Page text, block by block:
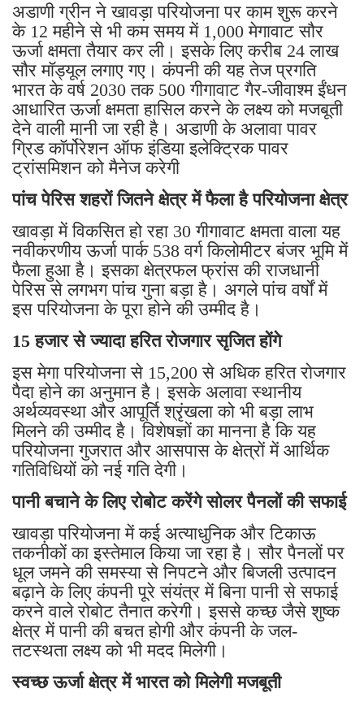
अडाणी ग्रीन ने खावड़ा परियोजना पर काम शुरू करने
के 12 महीने से भी कम समय में 1,000 मेगावाट सौर
ऊर्जा क्षमता तैयार कर ली। इसके लिए करीब 24 लाख
सौर मॉड्यूल लगाए गए। कंपनी की यह तेज प्रगति
भारत के वर्ष 2030 तक 500 गीगावाट गैर-जीवाश्म ईंधन
आधारित ऊर्जा क्षमता हासिल करने के लक्ष्य को मजबूती
देने वाली मानी जा रही है। अडाणी के अलावा पावर
ग्रिड कॉर्पोरेशन ऑफ इंडिया इलेक्ट्रिक पावर
ट्रांसमिशन को मैनेज करेगी
पांच पेरिस शहरों जितने क्षेत्र में फैला है परियोजना क्षेत्र
खावड़ा में विकसित हो रहा 30 गीगावाट क्षमता वाला यह
नवीकरणीय ऊर्जा पार्क 538 वर्ग किलोमीटर बंजर भूमि में
फैला हुआ है। इसका क्षेत्रफल फ्रांस की राजधानी
पेरिस से लगभग पांच गुना बड़ा है। अगले पांच वर्षों में
इस परियोजना के पूरा होने की उम्मीद है।
15 हजार से ज्यादा हरित रोजगार सृजित होंगे
इस मेगा परियोजना से 15,200 से अधिक हरित रोजगार
पैदा होने का अनुमान है। इसके अलावा स्थानीय
अर्थव्यवस्था और आपूर्ति श्रृंखला को भी बड़ा लाभ
मिलने की उम्मीद है। विशेषज्ञों का मानना है कि यह
परियोजना गुजरात और आसपास के क्षेत्रों में आर्थिक
गतिविधियों को नई गति देगी।
पानी बचाने के लिए रोबोट करेंगे सोलर पैनलों की सफाई
खावड़ा परियोजना में कई अत्याधुनिक और टिकाऊ
तकनीकों का इस्तेमाल किया जा रहा है। सौर पैनलों पर
धूल जमने की समस्या से निपटने और बिजली उत्पादन
बढ़ाने के लिए कंपनी पूरे संयंत्र में बिना पानी से सफाई
करने वाले रोबोट तैनात करेगी। इससे कच्छ जैसे शुष्क
क्षेत्र में पानी की बचत होगी और कंपनी के जल-
तटस्थता लक्ष्य को भी मदद मिलेगी।
स्वच्छ ऊर्जा क्षेत्र में भारत को मिलेगी मजबूती